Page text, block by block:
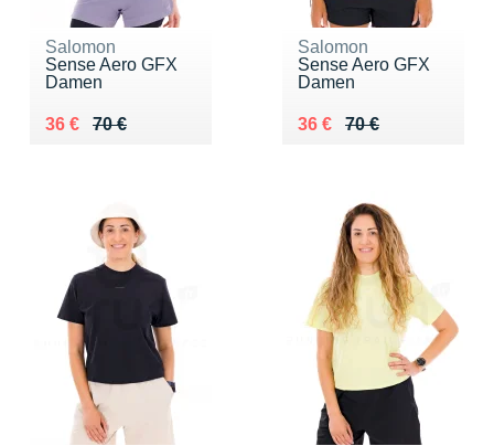
Salomon
Sense Aero GFX
Damen
70 €
Au lieu de 70 €
36 €
Vendu 36 €
Salomon
Sense Aero GFX
Damen
70 €
Au lieu de 70 €
36 €
Vendu 36 €